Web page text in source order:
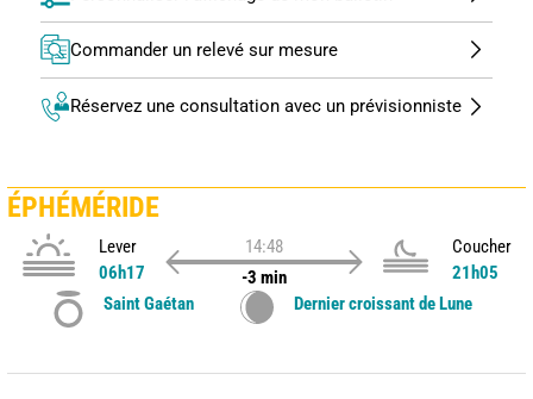
Commander un relevé sur mesure
Réservez une consultation avec un prévisionniste
ÉPHÉMÉRIDE
Lever
06h17
14:48
-3 min
Coucher
21h05
Saint Gaétan
Dernier croissant de Lune